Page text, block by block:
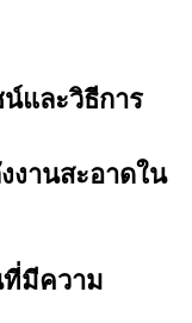
และวิธีการ
งานสะอาดใน
ที่มีความ